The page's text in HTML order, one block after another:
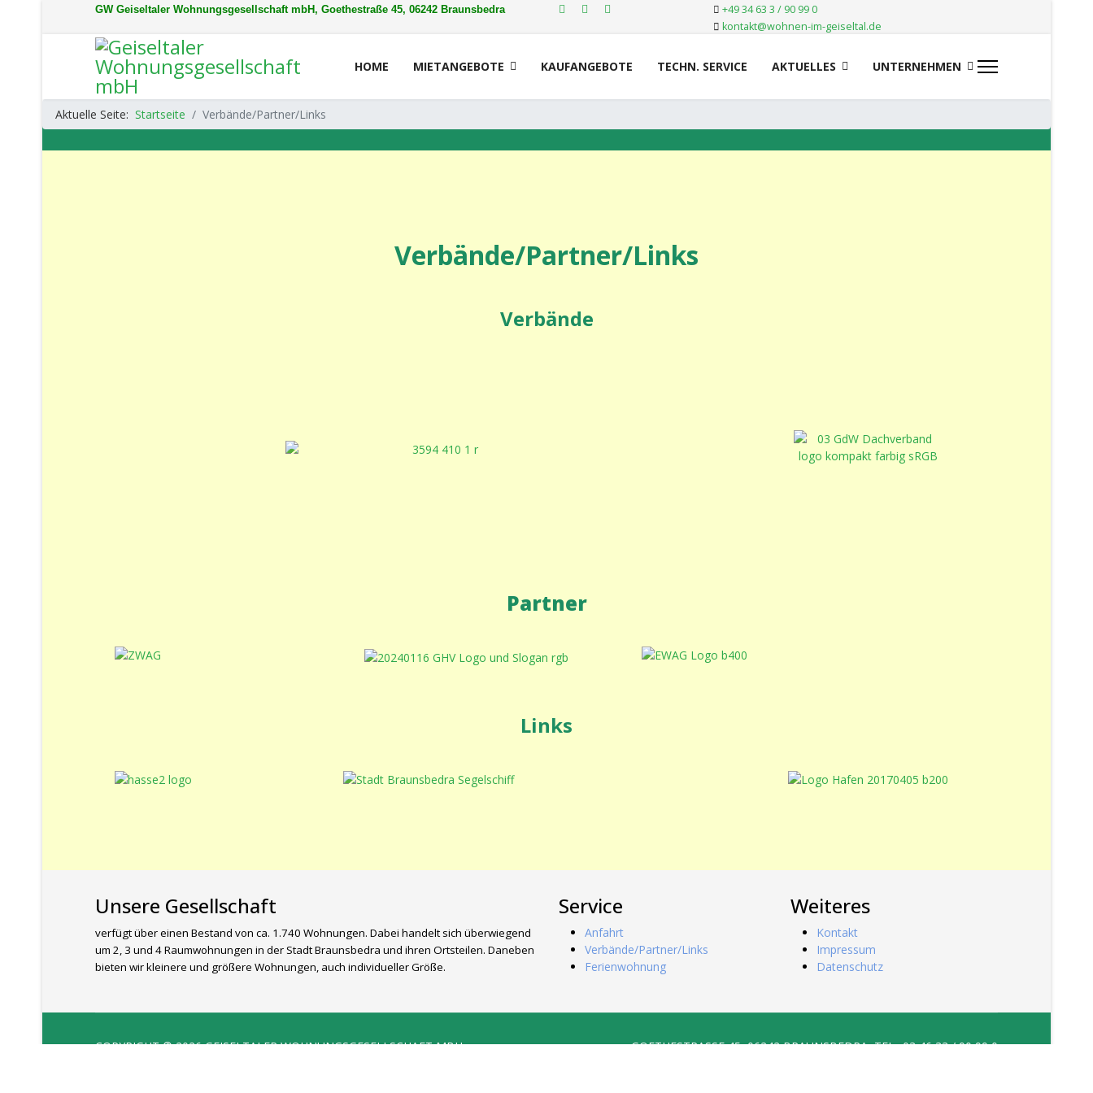
GW Geiseltaler Wohnungsgesellschaft mbH, Goethestraße 45, 06242 Braunsbedra
+49 34 63 3 / 90 99 0
kontakt@wohnen-im-geiseltal.de
HOME MIETANGEBOTE KAUFANGEBOTE TECHN. SERVICE AKTUELLES UNTERNEHMEN
Aktuelle Seite: Startseite Verbände/Partner/Links
Verbände/Partner/Links
Verbände
Partner
Links
Unsere Gesellschaft
verfügt über einen Bestand von ca. 1.740 Wohnungen. Dabei handelt sich überwiegend
um 2, 3 und 4 Raumwohnungen in der Stadt Braunsbedra und ihren Ortsteilen. Daneben
bieten wir kleinere und größere Wohnungen, auch individueller Größe.
Service
Anfahrt
Verbände/Partner/Links
Ferienwohnung
Weiteres
Kontakt
Impressum
Datenschutz
COPYRIGHT © 2026 GEISELTALER WOHNUNGSGESELLSCHAFT MBH GOETHESTRASSE 45, 06242 BRAUNSBEDRA, TEL.: 03 46 33 / 90 99 0